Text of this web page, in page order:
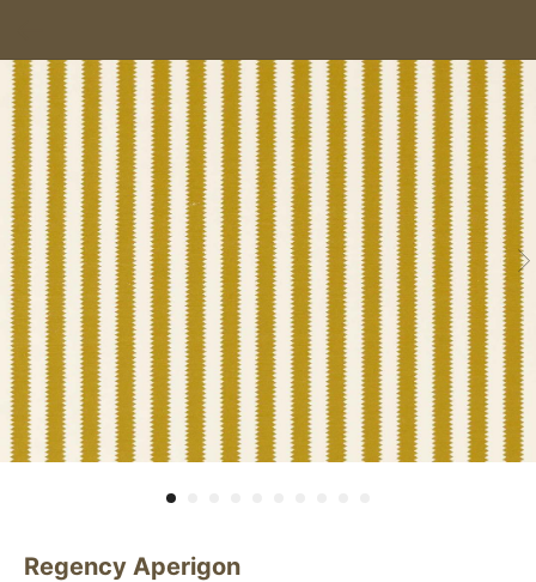
Regency Aperigon